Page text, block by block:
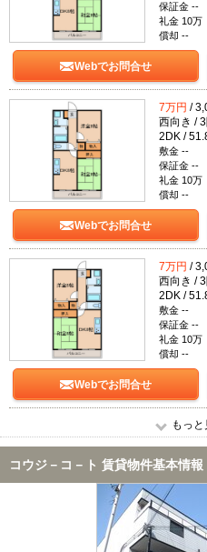
保証金 --
礼金 10万
償却 --
Webでお問合せ
7万円 /
西向き /
2DK /
敷金 --
保証金 --
礼金 10万
償却 --
Webでお問合せ
7万円 /
西向き /
2DK /
敷金 --
保証金 --
礼金 10万
償却 --
Webでお問合せ
もっと
コウジ－コ－ト 賃貸物件基本情報